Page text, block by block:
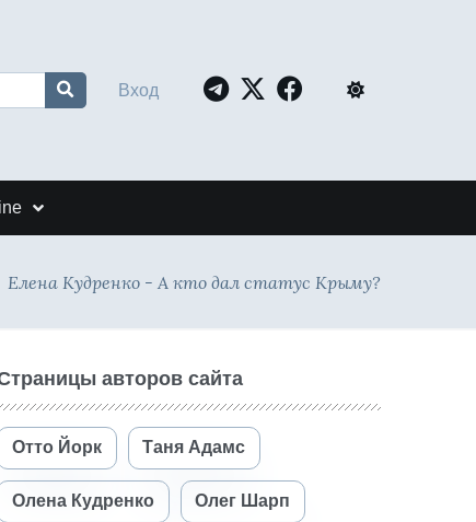
Вход
Елена Кудренко - А кто дал статус Крыму?
авторов сайта
Отто Йорк Таня Адамс
Олена Кудренко Олег Шарп